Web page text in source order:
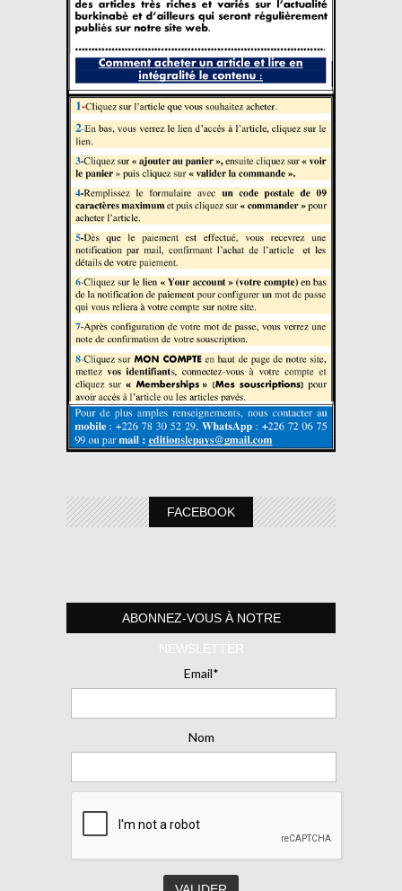
FACEBOOK
ABONNEZ-VOUS À NOTRE
NEWSLETTER
Email*
Nom